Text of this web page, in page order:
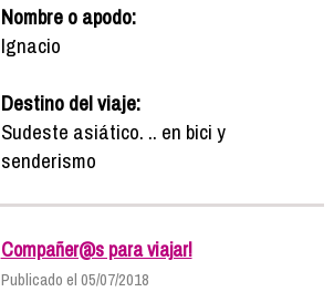
Nombre o apodo:
Ignacio
Destino del viaje:
Sudeste asiático. .. en bici y
senderismo
Compañer@s para viajar!
Publicado el 05/07/2018